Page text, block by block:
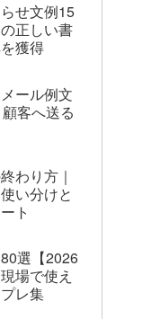
せ文例15
正しい書
獲得
ール例文
客へ送る
わり方｜
い分けと
ト
選【2026
場で使え
レ集